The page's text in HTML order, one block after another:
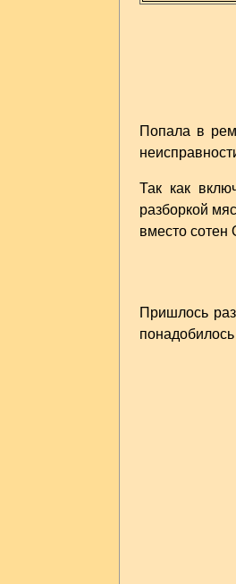
Попала в
Так как
разборкой
вместо сотен
Пришлось